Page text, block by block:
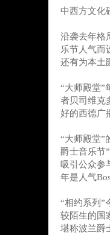
中西方文化
沿袭去年格
乐节人气而
还有为本土
“大师殿堂”
者贝司维克
好的西德广
“大师殿堂”
爵士音乐节
吸引公众参
年是人气
“相约系列”
较陌生的国
堪称波兰爵